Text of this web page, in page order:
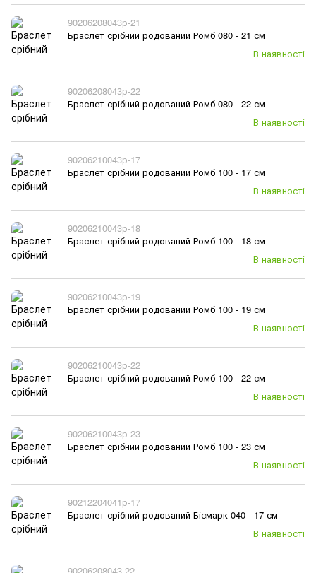
90206208043р-21
Браслет срібний родований Ромб 080 - 21 см
В наявності
90206208043р-22
Браслет срібний родований Ромб 080 - 22 см
В наявності
90206210043р-17
Браслет срібний родований Ромб 100 - 17 см
В наявності
90206210043р-18
Браслет срібний родований Ромб 100 - 18 см
В наявності
90206210043р-19
Браслет срібний родований Ромб 100 - 19 см
В наявності
90206210043р-22
Браслет срібний родований Ромб 100 - 22 см
В наявності
90206210043р-23
Браслет срібний родований Ромб 100 - 23 см
В наявності
90212204041р-17
Браслет срібний родований Бісмарк 040 - 17 см
В наявності